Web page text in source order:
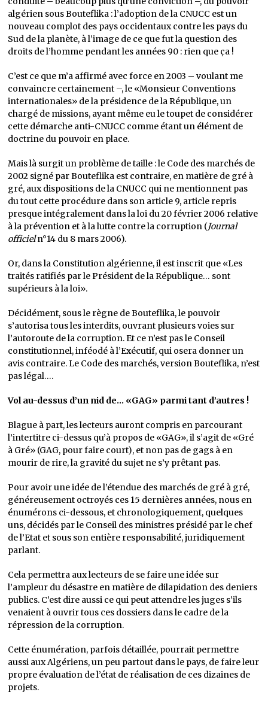
algérien sous Bouteflika : l’adoption de la CNUCC est un
nouveau complot des pays occidentaux contre les pays du
Sud de la planète, à l’image de ce que fut la question des
droits de l’homme pendant les années 90 : rien que ça !
C’est ce que m’a affirmé avec force en 2003 – voulant me
convaincre certainement –, le «Monsieur Conventions
internationales» de la présidence de la République, un
chargé de missions, ayant même eu le toupet de considérer
cette démarche anti-CNUCC comme étant un élément de
doctrine du pouvoir en place.
Mais là surgit un problème de taille : le Code des marchés de
2002 signé par Bouteflika est contraire, en matière de gré à
gré, aux dispositions de la CNUCC qui ne mentionnent pas
du tout cette procédure dans son article 9, article repris
presque intégralement dans la loi du 20 février 2006 relative
à la prévention et à la lutte contre la corruption (Journal
officieln°14 du 8 mars 2006).
Or, dans la Constitution algérienne, il est inscrit que «Les
traités ratifiés par le Président de la République… sont
supérieurs à la loi».
Décidément, sous le règne de Bouteflika, le pouvoir
s’autorisa tous les interdits, ouvrant plusieurs voies sur
l’autoroute de la corruption. Et ce n’est pas le Conseil
constitutionnel, inféodé à l’Exécutif, qui osera donner un
avis contraire. Le Code des marchés, version Bouteflika, n’est
pas légal….
Vol au-dessus d’un nid de… «GAG» parmi tant d’autres !
Blague à part, les lecteurs auront compris en parcourant
l’intertitre ci-dessus qu’à propos de «GAG», il s’agit de «Gré
à Gré» (GAG, pour faire court), et non pas de gags à en
mourir de rire, la gravité du sujet ne s’y prêtant pas.
Pour avoir une idée de l’étendue des marchés de gré à gré,
généreusement octroyés ces 15 dernières années, nous en
énumérons ci-dessous, et chronologiquement, quelques
uns, décidés par le Conseil des ministres présidé par le chef
de l’Etat et sous son entière responsabilité, juridiquement
parlant.
Cela permettra aux lecteurs de se faire une idée sur
l’ampleur du désastre en matière de dilapidation des deniers
publics. C’est dire aussi ce qui peut attendre les juges s’ils
venaient à ouvrir tous ces dossiers dans le cadre de la
répression de la corruption.
Cette énumération, parfois détaillée, pourrait permettre
aussi aux Algériens, un peu partout dans le pays, de faire leur
propre évaluation de l’état de réalisation de ces dizaines de
projets.